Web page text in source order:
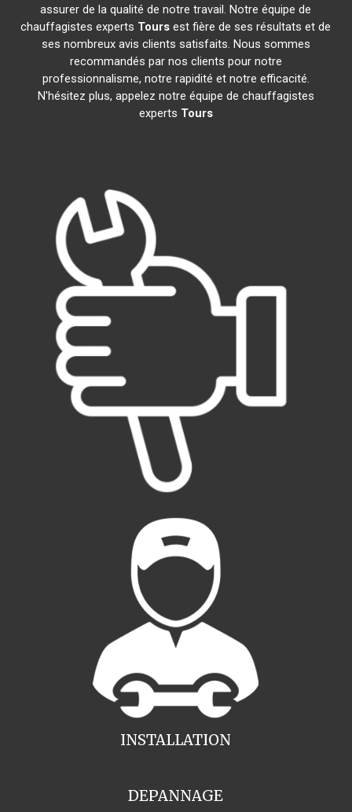
assurer de la qualité de notre travail. Notre équipe de
chauffagistes experts Tours est fière de ses résultats et de
ses nombreux avis clients satisfaits. Nous sommes
recommandés par nos clients pour notre
professionnalisme, notre rapidité et notre efficacité.
N'hésitez plus, appelez notre équipe de chauffagistes
experts Tours
INSTALLATION
DEPANNAGE